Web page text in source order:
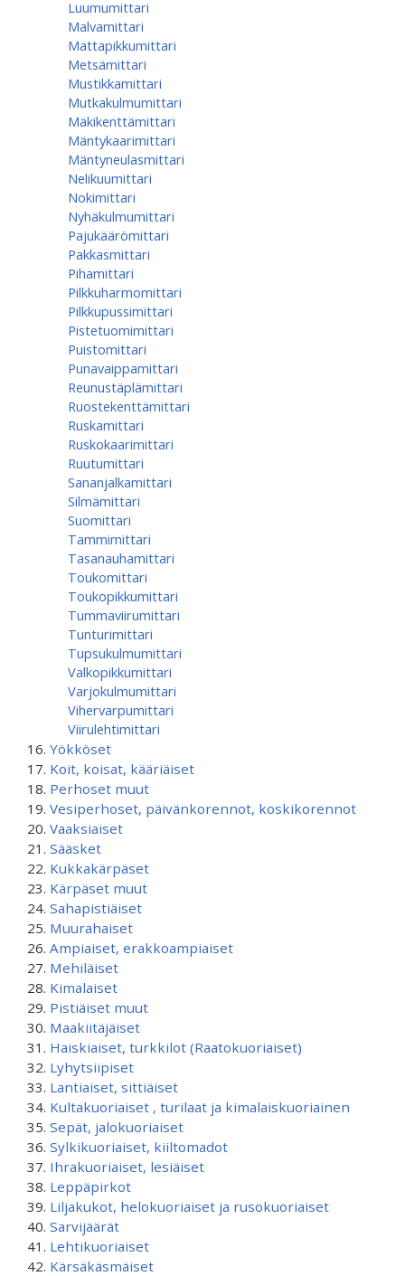
Luumumittari
Malvamittari
Mattapikkumittari
Metsämittari
Mustikkamittari
Mutkakulmumittari
Mäkikenttämittari
Mäntykaarimittari
Mäntyneulasmittari
Nelikuumittari
Nokimittari
Nyhäkulmumittari
Pajukäärömittari
Pakkasmittari
Pihamittari
Pilkkuharmomittari
Pilkkupussimittari
Pistetuomimittari
Puistomittari
Punavaippamittari
Reunustäplämittari
Ruostekenttämittari
Ruskamittari
Ruskokaarimittari
Ruutumittari
Sananjalkamittari
Silmämittari
Suomittari
Tammimittari
Tasanauhamittari
Toukomittari
Toukopikkumittari
Tummaviirumittari
Tunturimittari
Tupsukulmumittari
Valkopikkumittari
Varjokulmumittari
Vihervarpumittari
Viirulehtimittari
Yökköset
Koit, koisat, kääriäiset
Perhoset muut
Vesiperhoset, päivänkorennot, koskikorennot
Vaaksiaiset
Sääsket
Kukkakärpäset
Kärpäset muut
Sahapistiäiset
Muurahaiset
Ampiaiset, erakkoampiaiset
Mehiläiset
Kimalaiset
Pistiäiset muut
Maakiitäjäiset
Haiskiaiset, turkkilot (Raatokuoriaiset)
Lyhytsiipiset
Lantiaiset, sittiäiset
Kultakuoriaiset , turilaat ja kimalaiskuoriainen
Sepät, jalokuoriaiset
Sylkikuoriaiset, kiiltomadot
Ihrakuoriaiset, lesiäiset
Leppäpirkot
Liljakukot, helokuoriaiset ja rusokuoriaiset
Sarvijäärät
Lehtikuoriaiset
Kärsäkäsmäiset